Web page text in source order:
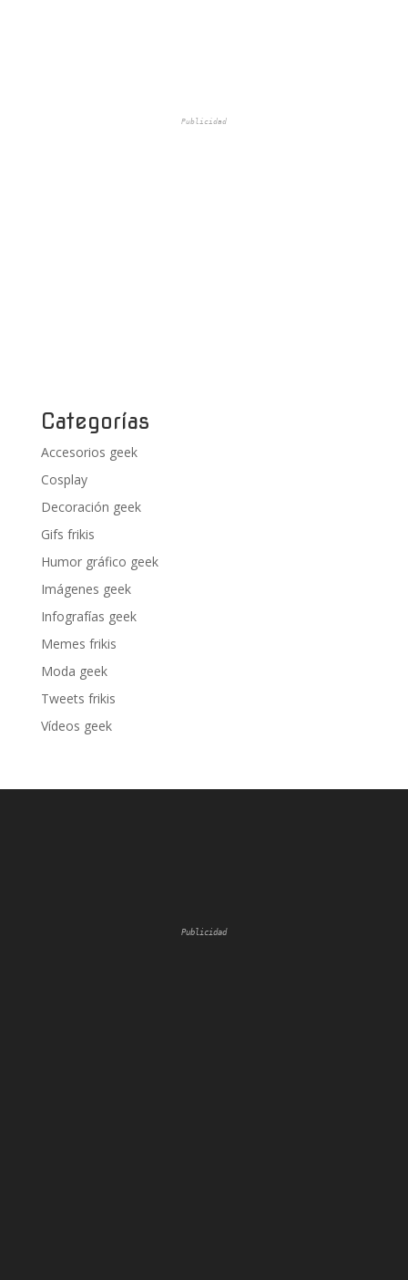
Publicidad
Categorías
Accesorios geek
Cosplay
Decoración geek
Gifs frikis
Humor gráfico geek
Imágenes geek
Infografías geek
Memes frikis
Moda geek
Tweets frikis
Vídeos geek
Publicidad